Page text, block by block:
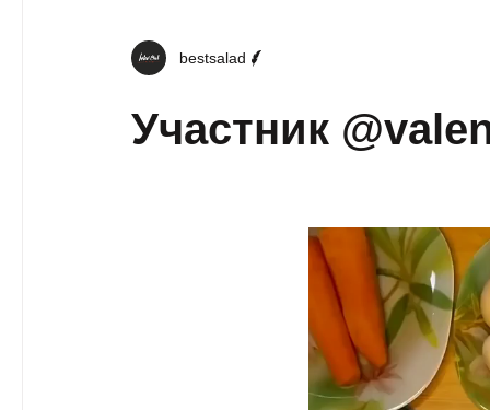
bestsalad
Участник